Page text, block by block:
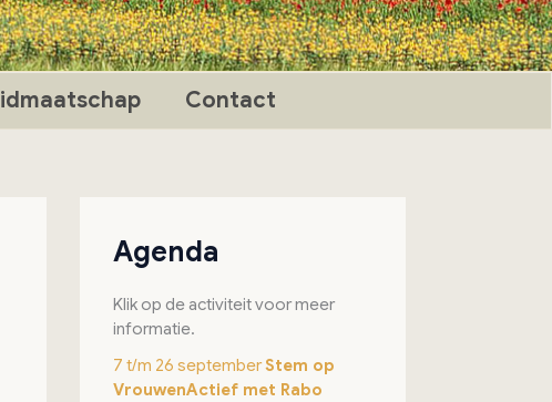
Contact
Agenda
Klik op de activiteit voor meer
informatie.
7 t/m 26 septemberStem op
VrouwenActief met Rabo